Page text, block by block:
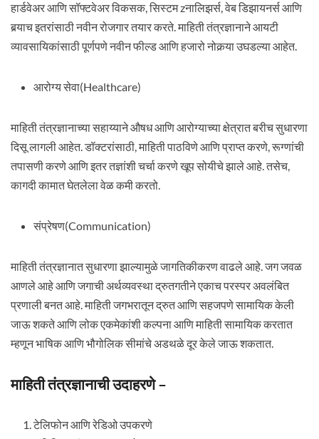
हार्डवेअर आणि सॉफ्टवेअर विकसक, सिस्टम zनालिझर्स, वेब डिझायनर्स आणि
बर्‍याच इतरांसाठी नवीन रोजगार तयार करते. माहिती तंत्रज्ञानाने आयटी
व्यावसायिकांसाठी पूर्णपणे नवीन फील्ड आणि हजारो नोकर्‍या उघडल्या आहेत.
आरोग्य सेवा(Healthcare)
माहिती तंत्रज्ञानाच्या सहाय्याने औषध आणि आरोग्याच्या क्षेत्रात बरीच सुधारणा
दिसू लागली आहेत. डॉक्टरांसाठी, माहिती पाठविणे आणि प्राप्त करणे, रूग्णांची
तपासणी करणे आणि इतर तज्ञांशी चर्चा करणे खूप सोयीचे झाले आहे. तसेच,
कागदी कामात घेतलेला वेळ कमी करतो.
संप्रेषण(Communication)
माहिती तंत्रज्ञानात सुधारणा झाल्यामुळे जागतिकीकरण वाढले आहे. जग जवळ
आणले आहे आणि जगाची अर्थव्यवस्था द्रुतगतीने एकाच परस्पर अवलंबित
प्रणाली बनत आहे. माहिती जगभरातून द्रुत आणि सहजपणे सामायिक केली
जाऊ शकते आणि लोक एकमेकांशी कल्पना आणि माहिती सामायिक करतात
म्हणून भाषिक आणि भौगोलिक सीमांचे अडथळे दूर केले जाऊ शकतात.
माहिती तंत्रज्ञानाची उदाहरणे –
टेलिफोन आणि रेडिओ उपकरणे